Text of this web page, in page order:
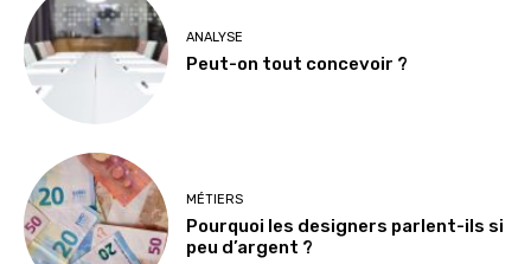
ANALYSE
Peut-on tout concevoir ?
MÉTIERS
Pourquoi les designers parlent-ils si
peu d’argent ?